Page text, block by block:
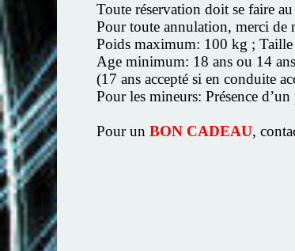
Toute réservation doit se faire
Pour toute annulation, merci de
Poids maximum: 100 kg ;
Age minimum: 18 ans ou 14
(17 ans accepté si en conduite
Pour les mineurs: Présence
Pour un BON CADEAU,